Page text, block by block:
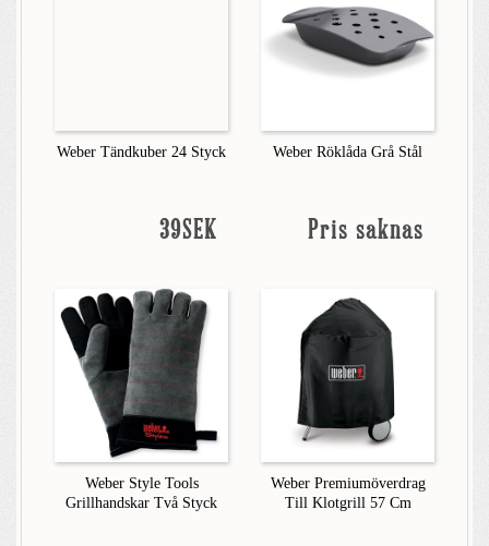
Weber Tändkuber 24 Styck
39SEK
Weber Röklåda Grå Stål
Pris saknas
Weber Style Tools
Grillhandskar Två Styck
Weber Premiumöverdrag
Till Klotgrill 57 Cm